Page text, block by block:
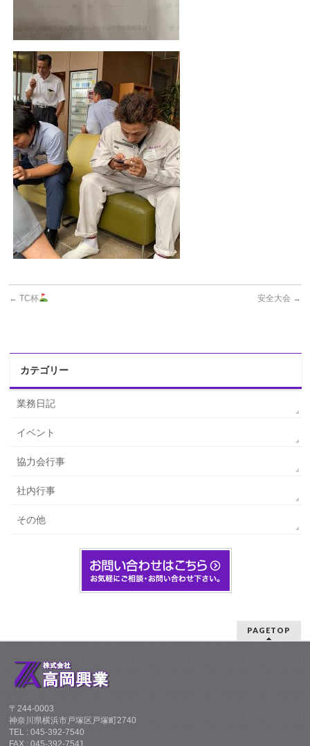
← TC杯 安全大会 →
カテゴリー
業務日記
イベント
協力会行事
社内行事
その他
PAGETOP
〒244-0003
神奈川県横浜市戸塚区戸塚町2740
TEL : 045-392-7540
FAX : 045-392-7541